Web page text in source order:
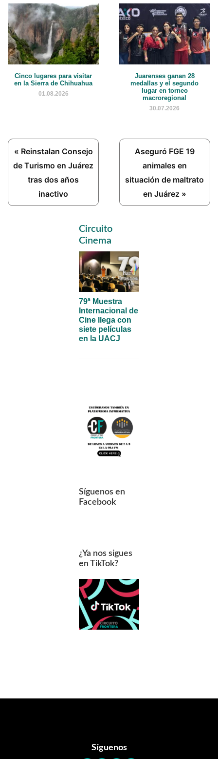
Cinco lugares para visitar
en la Sierra de Chihuahua
01.08.2026
Juarenses ganan 28
medallas y el segundo
lugar en torneo
macroregional
30.07.2026
Previous
Post:
« Reinstalan Consejo
de Turismo en Juárez
tras dos años
inactivo
Next
Post:
Aseguró FGE 19
animales en
situación de maltrato
en Juárez »
Primary
Sidebar
Circuito
Cinema
79ª Muestra
Internacional de
Cine llega con
siete películas
en la UACJ
Síguenos en
Facebook
¿Ya nos sigues
en TikTok?
Síguenos